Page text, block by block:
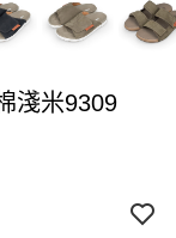
淺米9309